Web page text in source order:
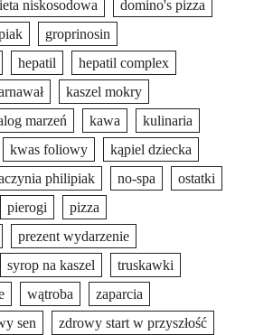
niskosodowa
domino's pizza
groprinosin
hepatil
hepatil complex
kaszel mokry
marzeń kawa
kulinaria
kwas foliowy
kąpiel dziecka
philipiak no-spa
ostatki
pierogi
pizza
prezent wydarzenie
syrop na kaszel
truskawki
wątroba
zaparcia
sen zdrowy start w przyszłość